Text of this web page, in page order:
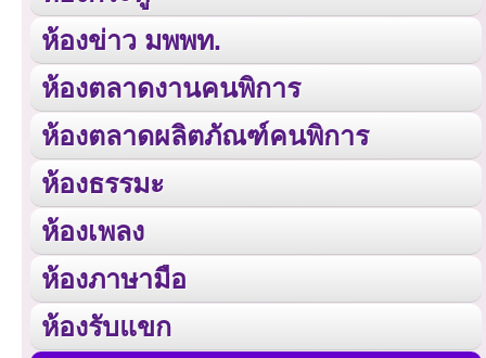
ห้องข่าว มพพท.
ห้องตลาดงานคนพิการ
ห้องตลาดผลิตภัณฑ์คนพิการ
ห้องธรรมะ
ห้องเพลง
ห้องภาษามือ
ห้องรับแขก